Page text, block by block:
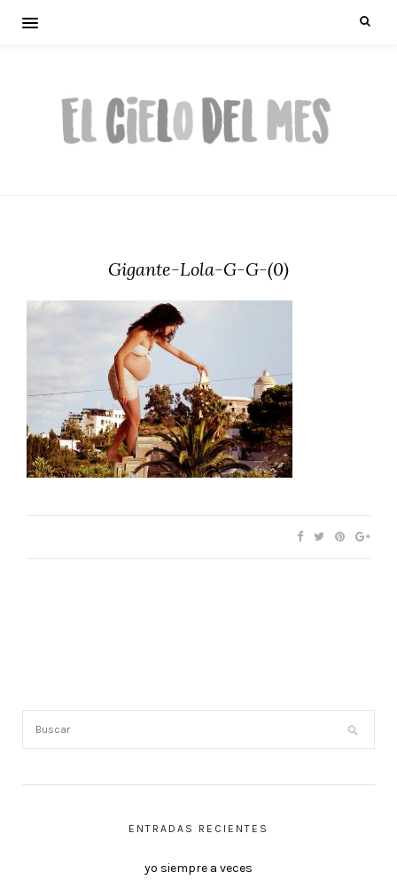
Gigante-Lola-G-G-(0)
ENTRADAS RECIENTES
yo siempre a veces